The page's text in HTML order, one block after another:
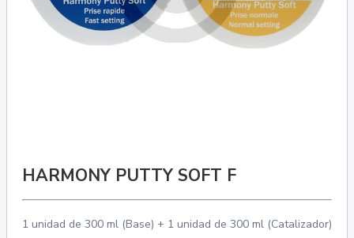
HARMONY PUTTY SOFT F
1 unidad de 300 ml (Base) + 1 unidad de 300 ml (Catalizador)